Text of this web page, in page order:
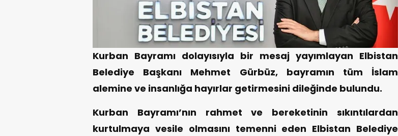
Kurban Bayramı dolayısıyla bir mesaj yayımlayan Elbistan
Belediye Başkanı Mehmet Gürbüz, bayramın tüm İslam
alemine ve insanlığa hayırlar getirmesini dileğinde bulundu.
Kurban Bayramı’nın rahmet ve bereketinin sıkıntılardan
kurtulmaya vesile olmasını temenni eden Elbistan Belediye